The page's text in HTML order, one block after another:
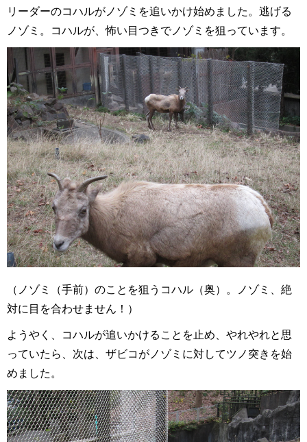
リーダーのコハルがノゾミを追いかけ始めました。逃げる
ノゾミ。コハルが、怖い目つきでノゾミを狙っています。
（ノゾミ（手前）のことを狙うコハル（奥）。ノゾミ、絶
対に目を合わせません！）
ようやく、コハルが追いかけることを止め、やれやれと思
っていたら、次は、ザビコがノゾミに対してツノ突きを始
めました。